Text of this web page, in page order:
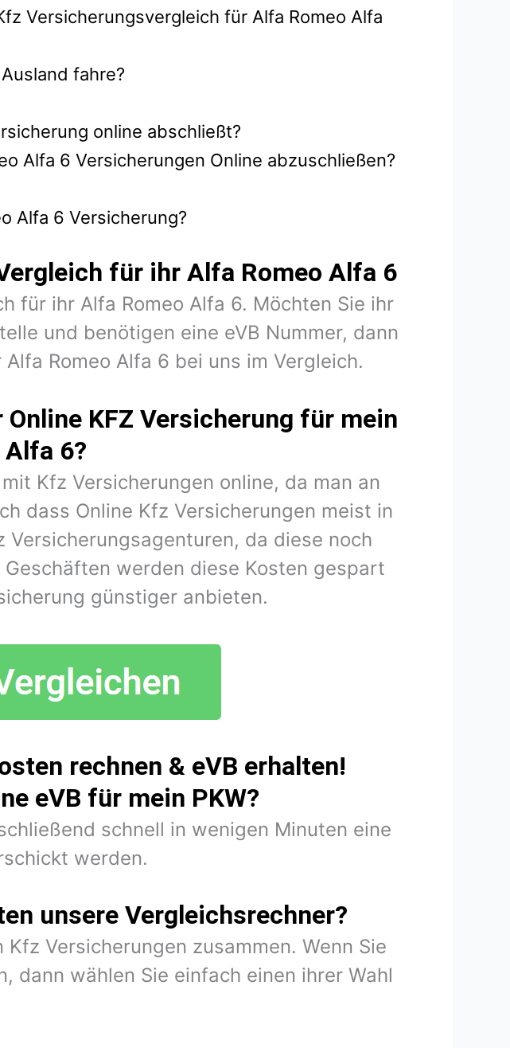
Versicherungsvergleich für Alfa Romeo Alfa
fahre?
online abschließt?
Alfa 6 Versicherungen Online abzuschließen?
Alfa 6 Versicherung?
für ihr Alfa Romeo Alfa 6
für ihr Alfa Romeo Alfa 6. Möchten Sie ihr
und benötigen eine eVB Nummer, dann
Romeo Alfa 6 bei uns im Vergleich.
KFZ Versicherung für mein
6?
Kfz Versicherungen online, da man an
dass Online Kfz Versicherungen meist in
da diese noch
werden diese Kosten gespart
günstiger anbieten.
rechnen & eVB erhalten!
eVB für mein PKW?
schnell in wenigen Minuten eine
werden.
unsere Vergleichsrechner?
Versicherungen zusammen. Wenn Sie
dann wählen Sie einfach einen ihrer Wahl